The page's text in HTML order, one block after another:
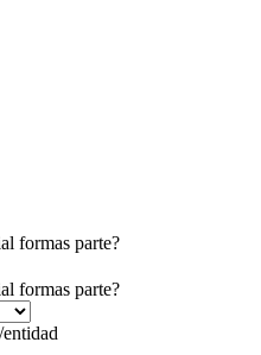
formas parte?
formas parte?